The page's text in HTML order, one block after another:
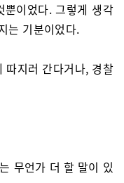
이었다. 그렇게 생각
는 기분이었다.
지러 간다거나, 경찰
무언가 더 할 말이 있